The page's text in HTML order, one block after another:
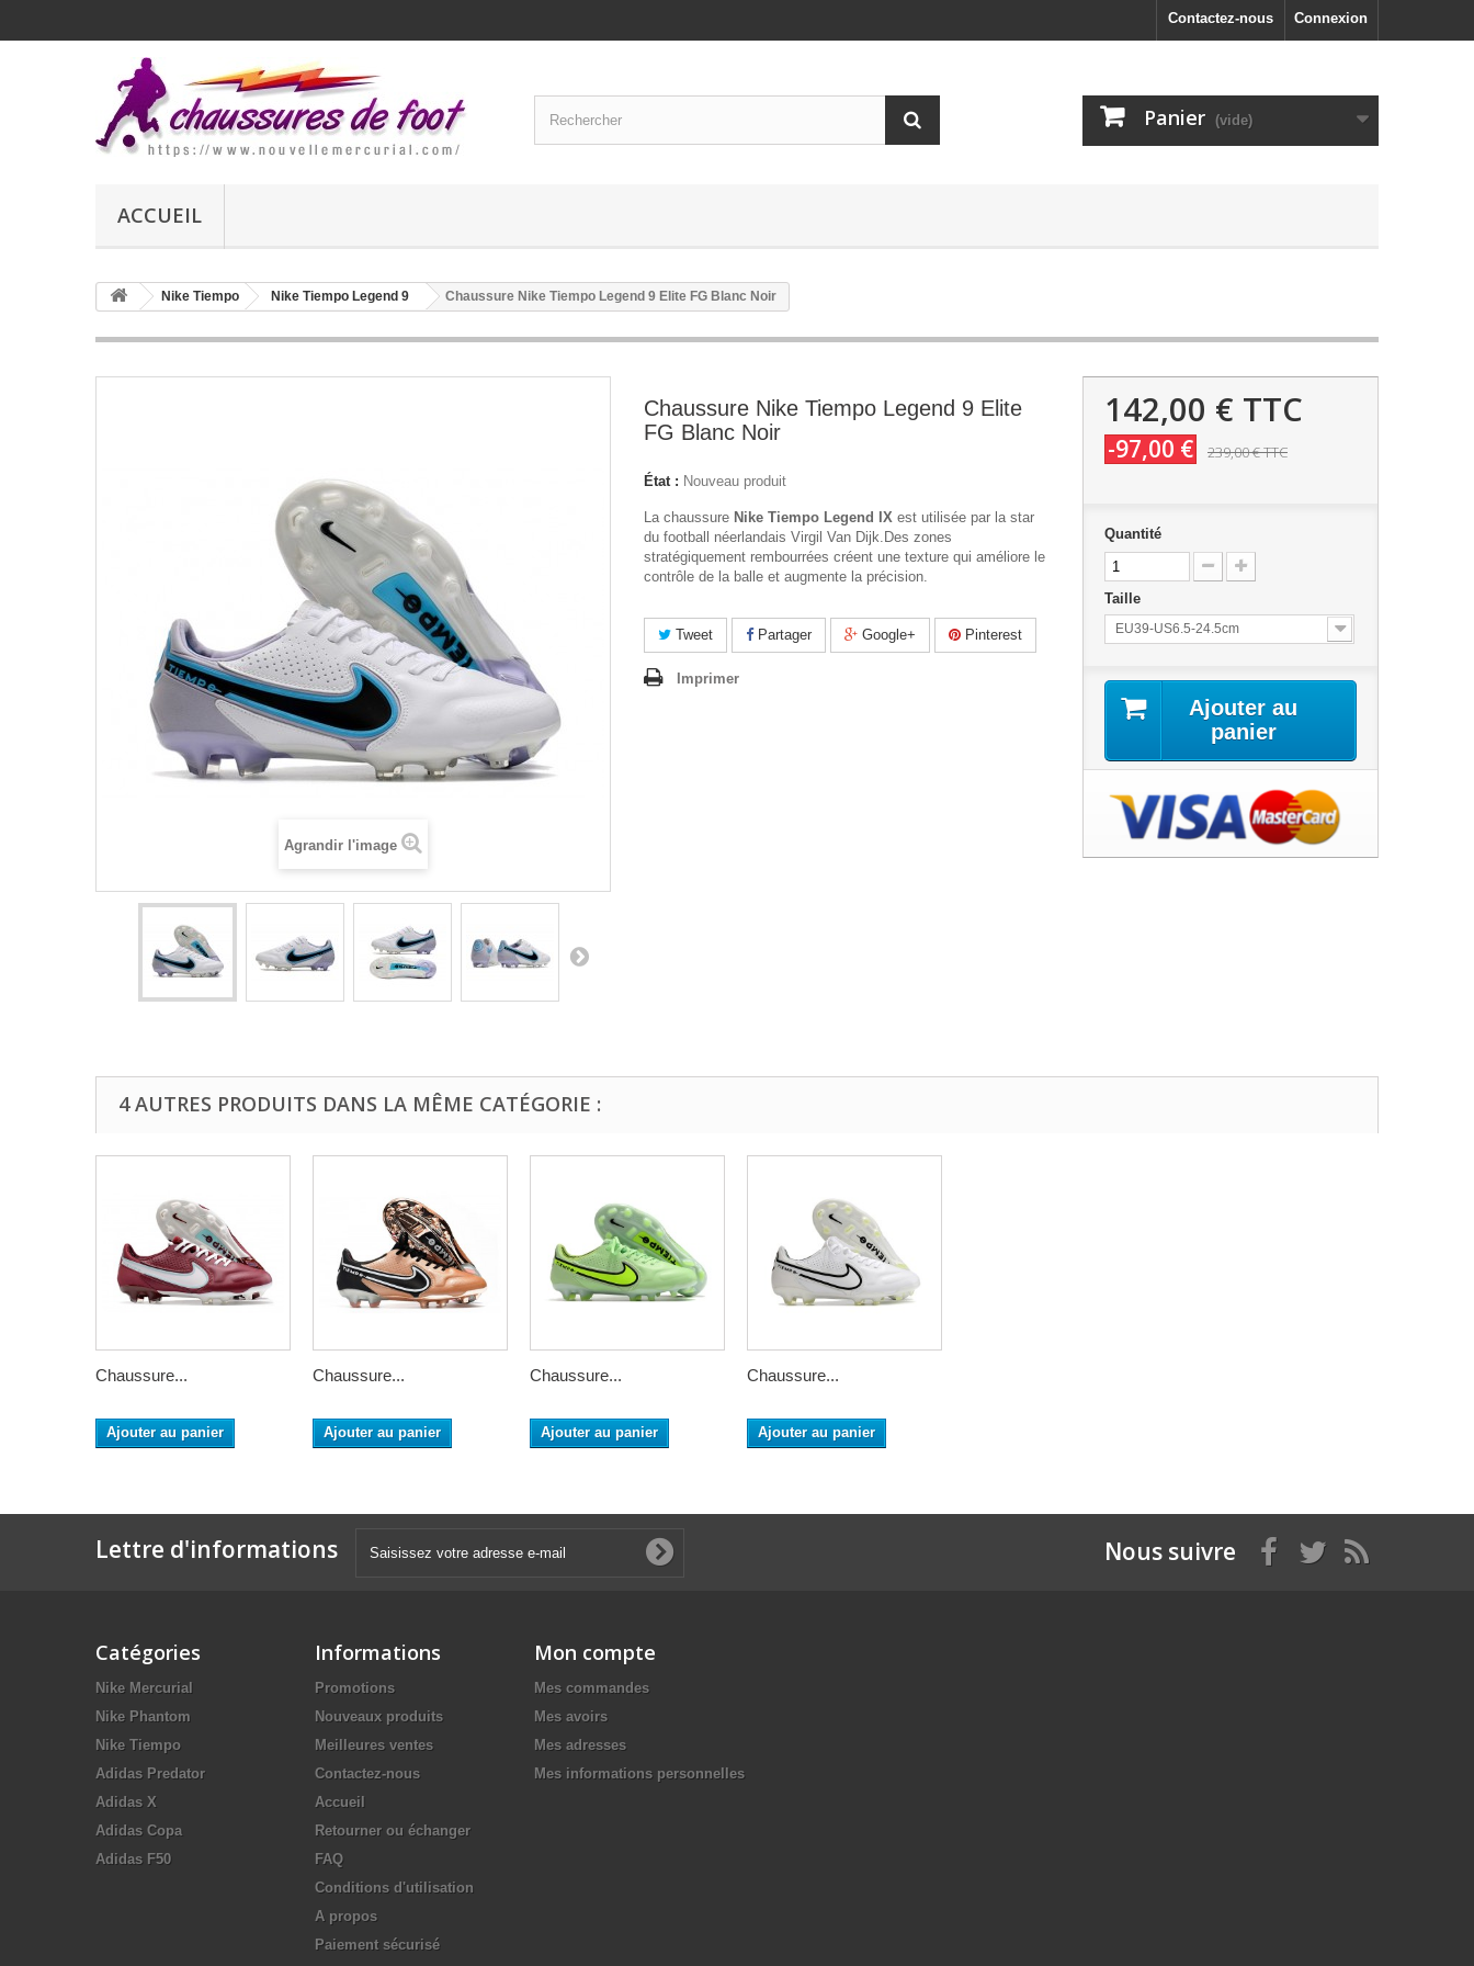
Connexion
Contactez-nous
Panier (vide)
ACCUEIL
Nike Tiempo Nike Tiempo Legend 9 Chaussure Nike Tiempo Legend 9 Elite FG Blanc Noir
Agrandir l'image
Chaussure Nike Tiempo Legend 9 Elite
FG Blanc Noir
État : Nouveau produit
La chaussure Nike Tiempo Legend IX est utilisée par la star
du football néerlandais Virgil Van Dijk.Des zones
stratégiquement rembourrées créent une texture qui améliore le
contrôle de la balle et augmente la précision.
Tweet Partager Google+ Pinterest
Imprimer
142,00 € TTC
-97,00 € 239,00 €TTC
Quantité
Taille
EU39-US6.5-24.5cm
Ajouter au
panier
4 AUTRES PRODUITS DANS LA MÊME CATÉGORIE :
Chaussure...
Ajouter au panier
Chaussure...
Ajouter au panier
Chaussure...
Ajouter au panier
Chaussure...
Ajouter au panier
Lettre d'informations Nous suivre
Catégories
Nike Mercurial
Nike Phantom
Nike Tiempo
Adidas Predator
Adidas X
Adidas Copa
Adidas F50
Informations
Promotions
Nouveaux produits
Meilleures ventes
Contactez-nous
Accueil
Retourner ou échanger
FAQ
Conditions d'utilisation
A propos
Paiement sécurisé
Mon compte
Mes commandes
Mes avoirs
Mes adresses
Mes informations personnelles